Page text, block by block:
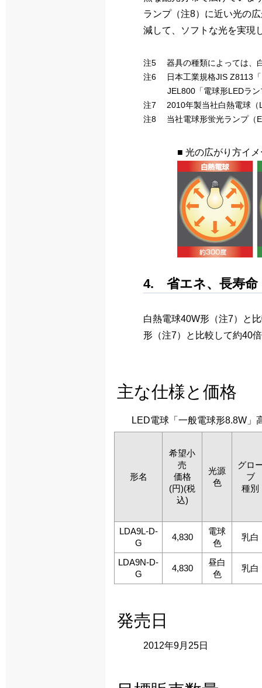
ランプ（注8）に近い光の
減して、ソフトな光を実現
注5 器具の種類によっては、
注6 日本工業規格JIS Z8113「
JEL800「電球形LEDラ
注7 2010年製当社白熱電球（
注8 当社電球形蛍光ランプ（
■ 光の広がり方イメ
4. 省エネ、長寿命
白熱電球40W形（注7）と
形（注7）と比較して約40
主な仕様と価格
LED電球「一般電球形8.8W」
形名
希望小
売
価格
(円)(税
込)
光源
色
グロ
ブ
種別
LDA9L-D-
G
4,830
電球
色
乳白
LDA9N-D-
G
4,830
昼白
色
乳白
発売日
2012年9月25日